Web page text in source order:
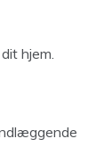
hjem.